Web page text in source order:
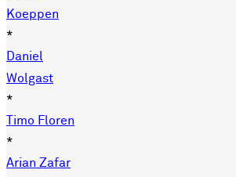
Koeppen
*
Daniel
Wolgast
*
Timo Floren
*
Arian Zafar